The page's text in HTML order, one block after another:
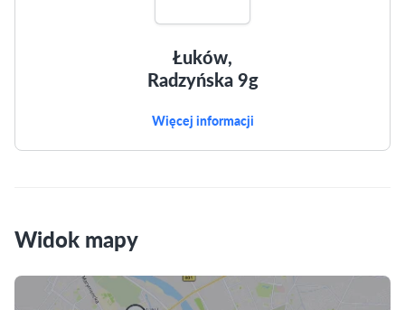
Łuków,
Radzyńska 9g
Więcej informacji
Widok mapy